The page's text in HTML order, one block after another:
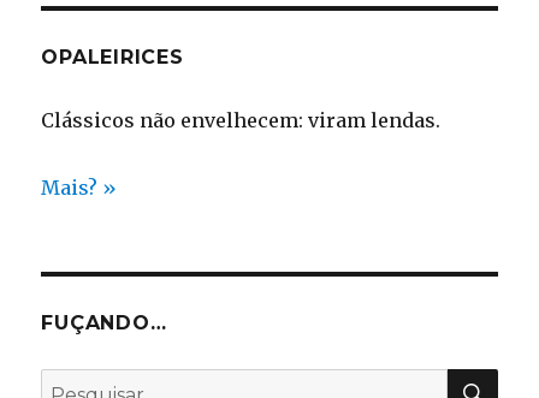
OPALEIRICES
Clássicos não envelhecem: viram lendas.
Mais? »
FUÇANDO…
Pesquisar